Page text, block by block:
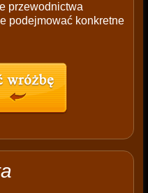
przewodnictwa
podejmować konkretne